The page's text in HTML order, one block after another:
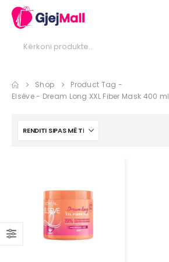
Shop
Product Tag -
Elséve - Dream Long XXL Fiber Mask 400 ml